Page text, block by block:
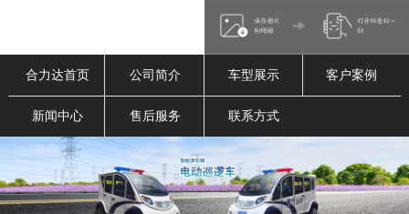
合力达首页 公司简介 车型展示 客户案例
新闻中心 售后服务 联系方式